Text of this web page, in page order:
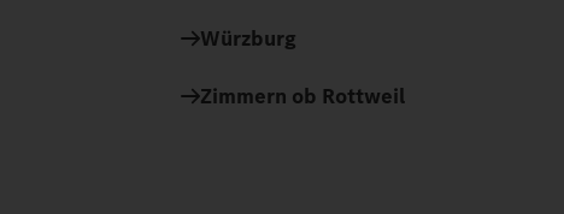
Würzburg
Zimmern ob Rottweil